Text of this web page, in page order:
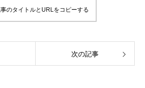
のタイトルとURLをコピーする
次の記事